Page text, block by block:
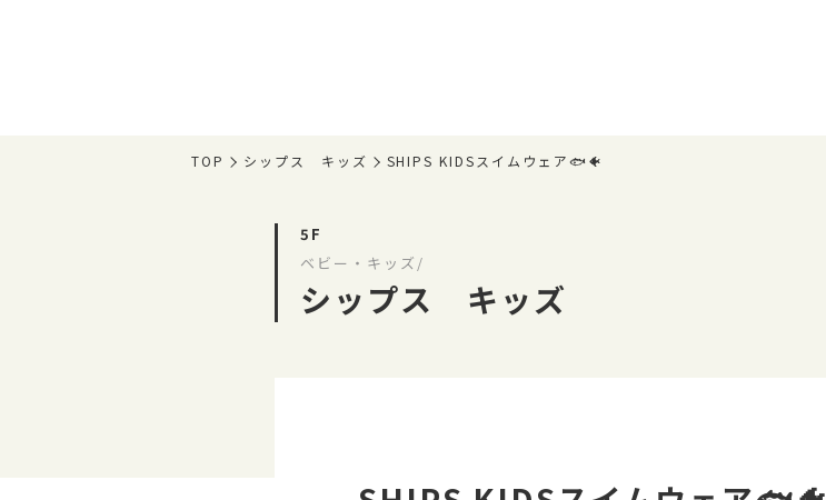
TOP シップス キッズ SHIPS KIDSスイムウェア🐟🐠
5F
ベビー・キッズ/
シップス キッズ